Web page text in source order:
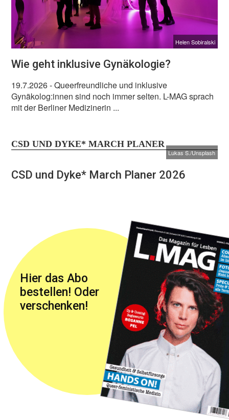
Helen Sobiralski
Wie geht inklusive Gynäkologie?
19.7.2026- Queerfreundliche und inklusive
Gynäkolog:innen sind noch immer selten. L-MAG sprach
mit der Berliner Medizinerin ...
CSD UND DYKE* MARCH PLANER
Lukas S./Unsplash
CSD und Dyke* March Planer 2026
Hier das Abo
bestellen! Oder
verschenken!